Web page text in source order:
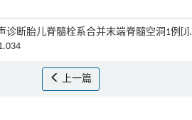
诊断胎儿脊髓栓系合并末端脊髓空洞1例[J].
上一篇